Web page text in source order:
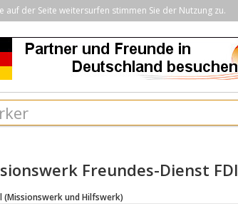
auf der Seite weitersurfen stimmen Sie der Nutzung zu.
Freundes-Dienst FDI
und Hilfswerk)